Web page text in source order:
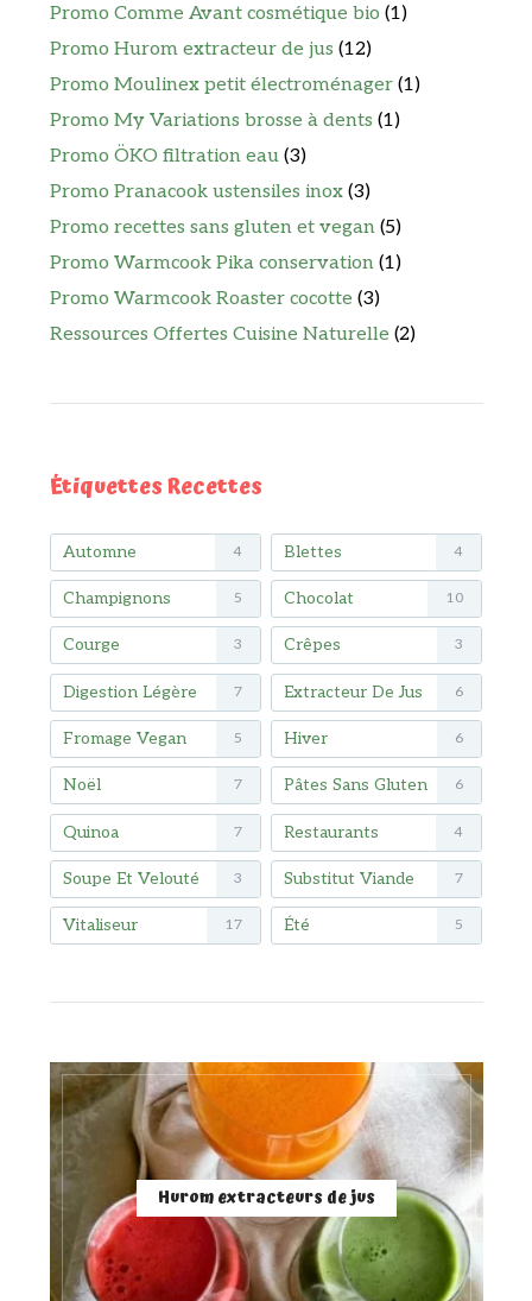
Promo Comme Avant cosmétique bio (1)
Promo Hurom extracteur de jus (12)
Promo Moulinex petit électroménager (1)
Promo My Variations brosse à dents (1)
Promo ÖKO filtration eau (3)
Promo Pranacook ustensiles inox (3)
Promo recettes sans gluten et vegan (5)
Promo Warmcook Pika conservation (1)
Promo Warmcook Roaster cocotte (3)
Ressources Offertes Cuisine Naturelle (2)
Étiquettes Recettes
Automne 4 Blettes 4
Champignons 5 Chocolat 10
Courge 3 Crêpes 3
Digestion Légère 7 Extracteur De Jus 6
Fromage Vegan 5 Hiver 6
Noël 7 Pâtes Sans Gluten 6
Quinoa 7 Restaurants 4
Soupe Et Velouté 3 Substitut Viande 7
Vitaliseur 17 Été 5
Hurom extracteurs de jus